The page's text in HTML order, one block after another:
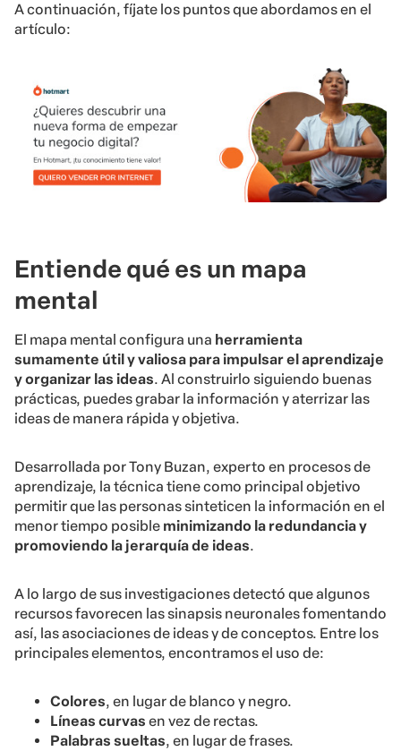
A continuación, fíjate los puntos que abordamos en el
artículo:
Entiende qué es un mapa
mental
El mapa mental configura una herramienta
sumamente útil y valiosa para impulsar el aprendizaje
y organizar las ideas. Al construirlo siguiendo buenas
prácticas, puedes grabar la información y aterrizar las
ideas de manera rápida y objetiva.
Desarrollada por Tony Buzan, experto en procesos de
aprendizaje, la técnica tiene como principal objetivo
permitir que las personas sinteticen la información en el
menor tiempo posible minimizando la redundancia y
promoviendo la jerarquía de ideas.
A lo largo de sus investigaciones detectó que algunos
recursos favorecen las sinapsis neuronales fomentando
así, las asociaciones de ideas y de conceptos. Entre los
principales elementos, encontramos el uso de:
Colores, en lugar de blanco y negro.
Líneas curvas en vez de rectas.
Palabras sueltas, en lugar de frases.